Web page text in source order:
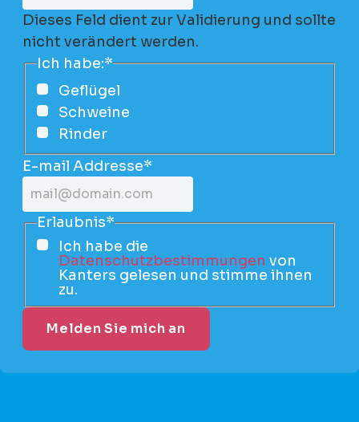
Dieses Feld dient zur Validierung und sollte
nicht verändert werden.
Ich habe:*
Geflügel
Schweine
Rinder
E-mail Addresse*
Erlaubnis*
Ich habe die
Datenschutzbestimmungen von
Kanters gelesen und stimme ihnen
zu.